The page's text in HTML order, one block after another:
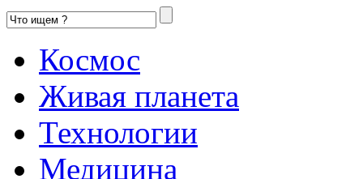
Космос
Живая планета
Технологии
Медицина